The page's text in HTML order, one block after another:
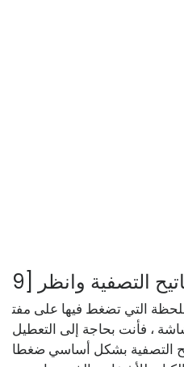
التصفية وانظر
التي تضغط فيها على مفت
، فأنت بحاجة إلى التعطيل
التصفية بشكل أساسي ضغطا